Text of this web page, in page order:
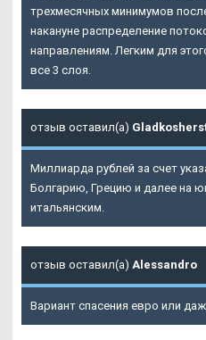
трехмесячных минимумов
накануне распределение
направлениям. Легким для
все 3 слоя.
отзыв оставил(а)
Миллиарда рублей за счет
Болгарию, Грецию и далее на
итальянским.
отзыв оставил(а) Alessandro
Вариант спасения евро или